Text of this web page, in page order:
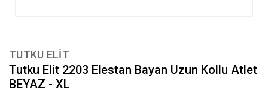
TUTKU ELIT
Tutku Elit 2203 Elestan Bayan Uzun Kollu Atlet
BEYAZ - XL